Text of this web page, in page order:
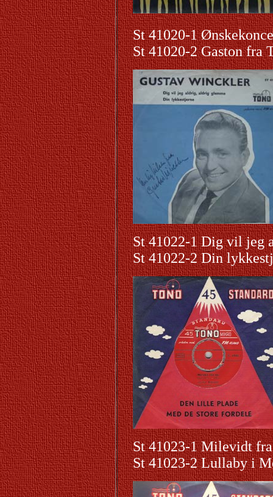
St 41020-1
St 41020-2 Gaston
St 41022-1 Dig vil jeg
St 41022-2 Din
St 41023-1 Milevidt
St 41023-2 Lullaby i